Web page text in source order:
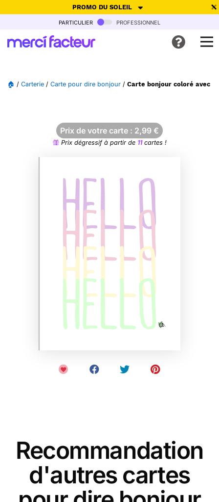
PROMO DU SOLEIL
-30% de réduction avec le code SUMMER26pour envoyer des
Ne plus afficher
particulier professionnel
🏠 / Carterie / Carte pour dire bonjour / Carte bonjour coloré avec
Prix de votre carte : 2,99 €
Prix dégressif à partir de 11cartes !
Recommandation
d'autres cartes